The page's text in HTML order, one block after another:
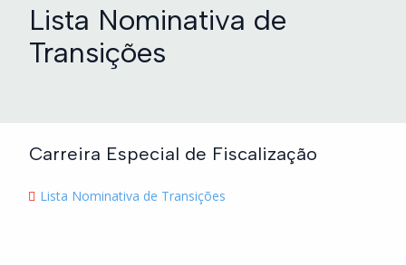
Lista Nominativa de
Transições
Carreira Especial de Fiscalização
Lista Nominativa de Transições